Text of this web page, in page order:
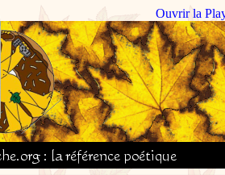
Ouvrir la